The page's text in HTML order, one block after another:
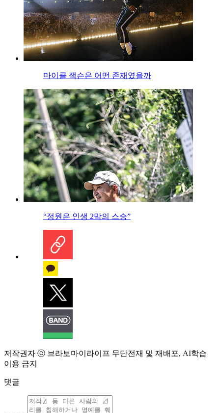
마이클 잭슨은 어떤 존재였을까
“정원은 인생 2막의 스승”
저작권자 ⓒ 브라보마이라이프 무단전재 및 재배포, AI학습
이용 금지
댓글